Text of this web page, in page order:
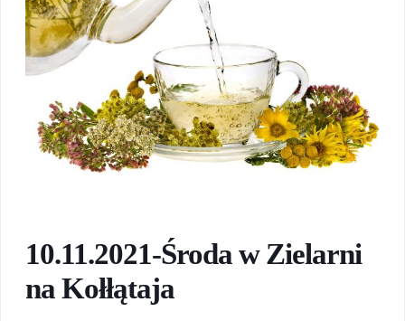
10.11.2021-Środa w Zielarni
na Kołłątaja